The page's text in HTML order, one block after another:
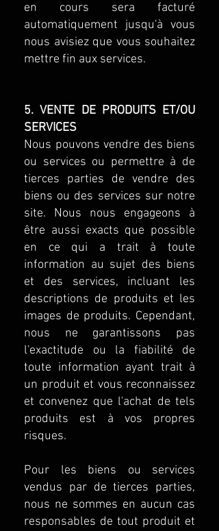
en cours sera facturé
automatiquement jusqu'à vous
nous avisiez que vous souhaitez
mettre fin aux services.
5. VENTE DE PRODUITS ET/OU
SERVICES
Nous pouvons vendre des biens
ou services ou permettre à de
tierces parties de vendre des
biens ou des services sur notre
site. Nous nous engageons à
être aussi exacts que possible
en ce qui a trait à toute
information au sujet des biens
et des services, incluant les
descriptions de produits et les
images de produits. Cependant,
nous ne garantissons pas
l'exactitude ou la fiabilité de
toute information ayant trait à
un produit et vous reconnaissez
et convenez que l'achat de tels
produits est à vos propres
risques.
Pour les biens ou services
vendus par de tierces parties,
nous ne sommes en aucun cas
responsables de tout produit et